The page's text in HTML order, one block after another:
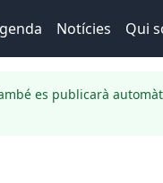
Notícies Qui
es publicarà